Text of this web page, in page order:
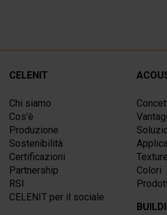
CELENIT
Chi siamo
Cos'è
Produzione
Sostenibilità
Certificazioni
Partnership
RSI
CELENIT per il sociale
Texture
Colori